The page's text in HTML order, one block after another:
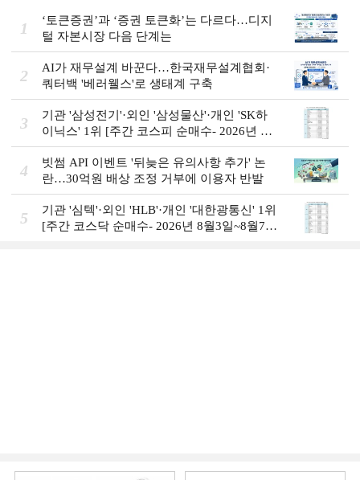
1
‘토큰증권’과 ‘증권 토큰화’는 다르다…디지
털 자본시장 다음 단계는
2
AI가 재무설계 바꾼다…한국재무설계협회·
쿼터백 '베러웰스'로 생태계 구축
3
기관 '삼성전기'·외인 '삼성물산'·개인 'SK하
이닉스' 1위 [주간 코스피 순매수- 2026년 8
월3일~8월7일]
4
빗썸 API 이벤트 '뒤늦은 유의사항 추가' 논
란…30억원 배상 조정 거부에 이용자 반발
5
기관 '심텍'·외인 'HLB'·개인 '대한광통신' 1위
[주간 코스닥 순매수- 2026년 8월3일~8월7